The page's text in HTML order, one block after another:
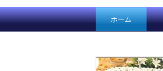
ホーム